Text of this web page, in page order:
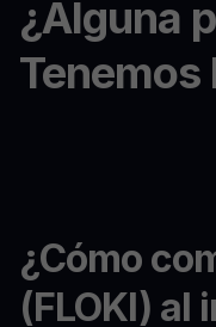
¿Alguna
¿Cómo
(FLOKI) al